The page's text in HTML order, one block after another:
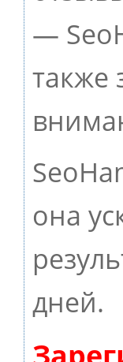
—
также
она
дней.